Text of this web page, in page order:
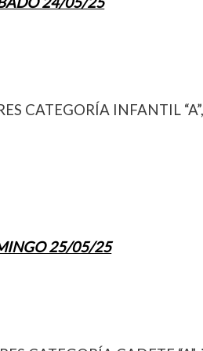
CATEGORÍA INFANTIL
25/05/25